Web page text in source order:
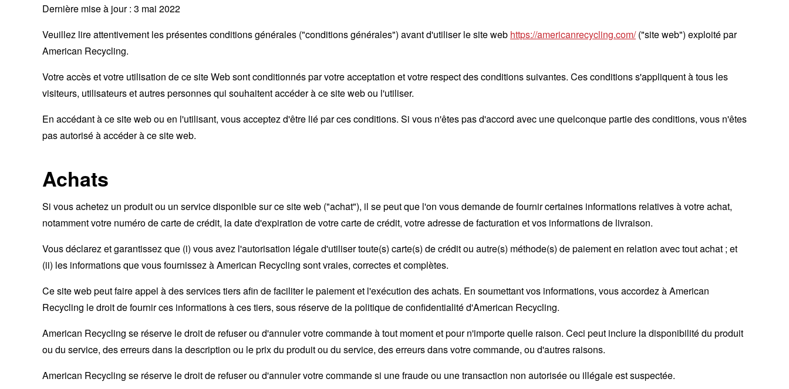
Dernière mise à jour : 3 mai 2022
Veuillez lire attentivement les présentes conditions générales ("conditions générales") avant d'utiliser le site web https://americanrecycling.com/("site web") exploité par
American Recycling.
Votre accès et votre utilisation de ce site Web sont conditionnés par votre acceptation et votre respect des conditions suivantes. Ces conditions s'appliquent à tous les
visiteurs, utilisateurs et autres personnes qui souhaitent accéder à ce site web ou l'utiliser.
En accédant à ce site web ou en l'utilisant, vous acceptez d'être lié par ces conditions. Si vous n'êtes pas d'accord avec une quelconque partie des conditions, vous n'êtes
pas autorisé à accéder à ce site web.
Achats
Si vous achetez un produit ou un service disponible sur ce site web ("achat"), il se peut que l'on vous demande de fournir certaines informations relatives à votre achat,
notamment votre numéro de carte de crédit, la date d'expiration de votre carte de crédit, votre adresse de facturation et vos informations de livraison.
Vous déclarez et garantissez que (i) vous avez l'autorisation légale d'utiliser toute(s) carte(s) de crédit ou autre(s) méthode(s) de paiement en relation avec tout achat ; et
(ii) les informations que vous fournissez à American Recycling sont vraies, correctes et complètes.
Ce site web peut faire appel à des services tiers afin de faciliter le paiement et l'exécution des achats. En soumettant vos informations, vous accordez à American
Recycling le droit de fournir ces informations à ces tiers, sous réserve de la politique de confidentialité d'American Recycling.
American Recycling se réserve le droit de refuser ou d'annuler votre commande à tout moment et pour n'importe quelle raison. Ceci peut inclure la disponibilité du produit
ou du service, des erreurs dans la description ou le prix du produit ou du service, des erreurs dans votre commande, ou d'autres raisons.
American Recycling se réserve le droit de refuser ou d'annuler votre commande si une fraude ou une transaction non autorisée ou illégale est suspectée.